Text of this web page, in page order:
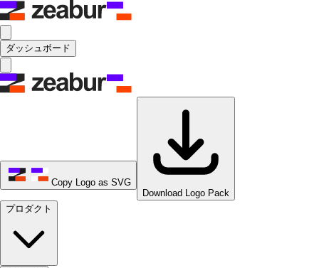
ダッシュボード
Copy Logo as SVG
Download Logo Pack
プロダクト